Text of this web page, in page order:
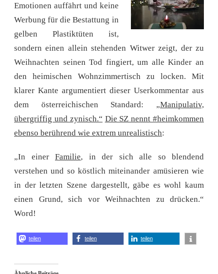
Emotionen auffährt und keine
Werbung für die Bestattung in
gelben Plastiktüten ist,
sondern einen allein stehenden Witwer zeigt, der zu
Weihnachten seinen Tod fingiert, um alle Kinder an
den heimischen Wohnzimmertisch zu locken. Mit
klarer Kante argumentiert dieser Userkommentar aus
dem österreichischen Standard: „Manipulativ,
übergriffig und zynisch.“ Die SZ nennt #heimkommen
ebenso berührend wie extrem unrealistisch:
„In einer Familie, in der sich alle so blendend
verstehen und so köstlich miteinander amüsieren wie
in der letzten Szene dargestellt, gäbe es wohl kaum
einen Grund, sich vor Weihnachten zu drücken.“
Word!
teilen teilen teilen